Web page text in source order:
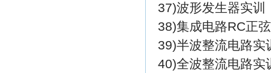
37)波形发生器实训
38)集成电路RC正
39)半波整流电路实
40)全波整流电路实